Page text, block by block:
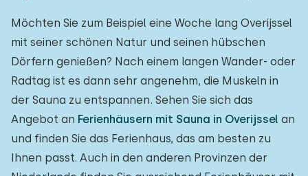
Hallenbad
Freibad 1
Kinderanimation
Kindereinrichtungen im Park 0
Zugänglichkeit
Möchten Sie zum Beispiel eine Woche lang Overijssel
mit seiner schönen Natur und seinen hübschen
Dörfern genießen? Nach einem langen Wander- oder
Radtag ist es dann sehr angenehm, die Muskeln in
der Sauna zu entspannen. Sehen Sie sich das
Angebot an Ferienhäusern mit Sauna in Overijssel an
und finden Sie das Ferienhaus, das am besten zu
Ihnen passt. Auch in den anderen Provinzen der